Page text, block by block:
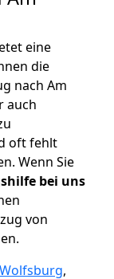
eine
die
nach Am
auch
oft fehlt
Wenn Sie
bei uns
von
,